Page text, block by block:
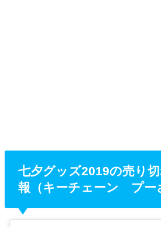
七夕グッズ2019の売り
報（キーチェーン プー